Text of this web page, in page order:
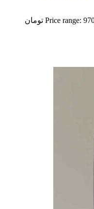
Price range: 970,000 تومان